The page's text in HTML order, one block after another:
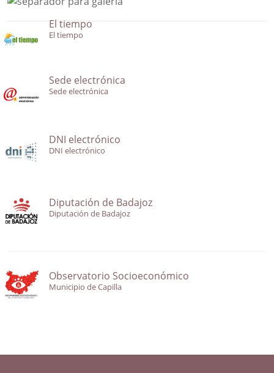
El tiempo
El tiempo
Sede electrónica
Sede electrónica
DNI electrónico
DNI electrónico
Diputación de Badajoz
Diputación de Badajoz
Observatorio Socioeconómico
Municipio de Capilla